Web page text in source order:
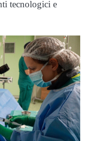
tecnologici e